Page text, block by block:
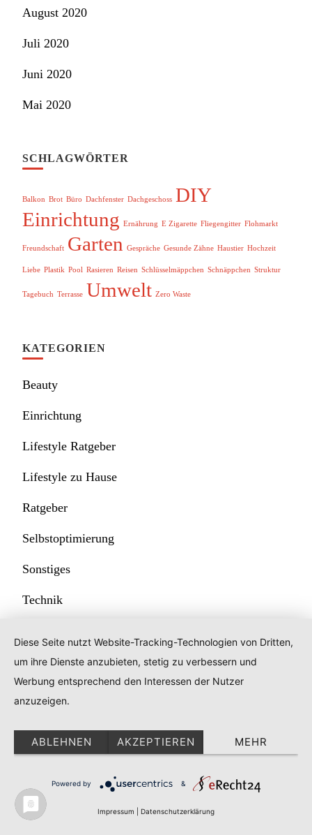
August 2020
Juli 2020
Juni 2020
Mai 2020
SCHLAGWÖRTER
Balkon Brot Büro Dachfenster Dachgeschoss DIY
Einrichtung Ernährung E Zigarette Fliegengitter Flohmarkt
Freundschaft Garten Gespräche Gesunde Zähne Haustier Hochzeit
Liebe Plastik Pool Rasieren Reisen Schlüsselmäppchen Schnäppchen Struktur
Tagebuch Terrasse Umwelt Zero Waste
KATEGORIEN
Beauty
Einrichtung
Lifestyle Ratgeber
Lifestyle zu Hause
Ratgeber
Selbstoptimierung
Sonstiges
Technik
UNSERE BEITRÄGE
Diese Seite nutzt Website-Tracking-Technologien von Dritten,
um ihre Dienste anzubieten, stetig zu verbessern und
Werbung entsprechend den Interessen der Nutzer
anzuzeigen.
ABLEHNEN AKZEPTIEREN MEHR
Powered by &
Impressum Datenschutzerklärung